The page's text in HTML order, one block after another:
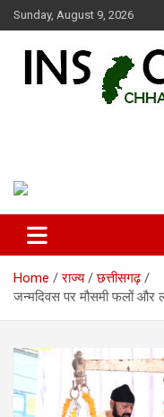
Skip
to
Sunday, August 9, 2026
Home राज्य
छत्तीसगढ़
जन्मदिवस पर मौसमी फलों और